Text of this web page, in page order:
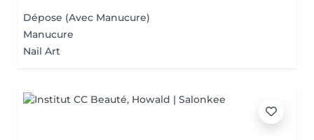
Dépose (Avec Manucure)
Manucure
Nail Art